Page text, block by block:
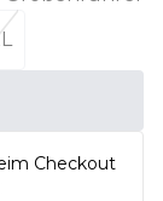
Checkout